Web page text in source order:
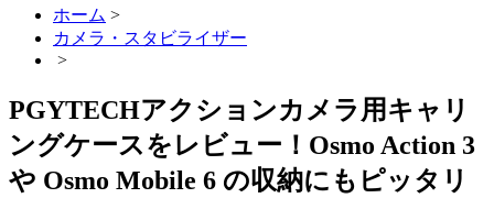
ホーム >
カメラ・スタビライザー
>
PGYTECHアクションカメラ用キャリ
ングケースをレビュー！Osmo Action 3
や Osmo Mobile 6 の収納にもピッタリ